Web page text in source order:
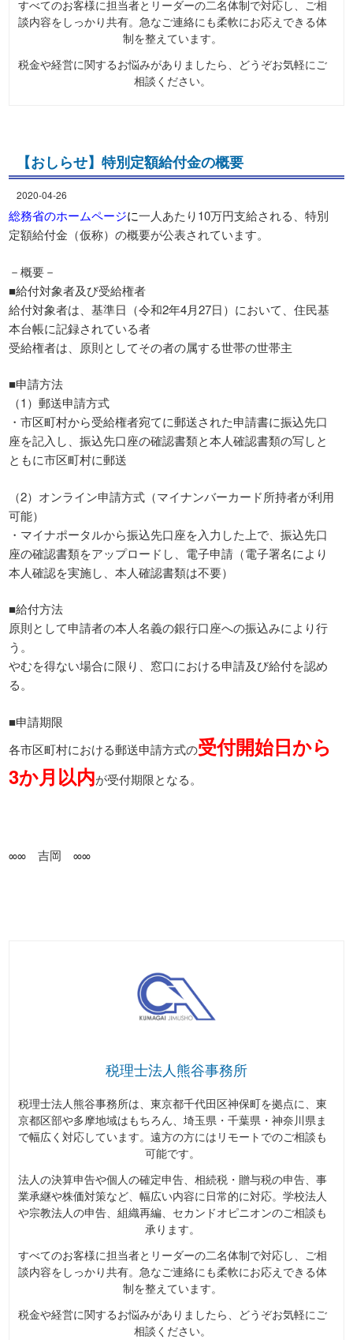
すべてのお客様に担当者とリーダーの二名体制で対応し、ご相
談内容をしっかり共有。急なご連絡にも柔軟にお応えできる体
制を整えています。
税金や経営に関するお悩みがありましたら、どうぞお気軽にご
相談ください。
【おしらせ】特別定額給付金の概要
2020-04-26
総務省のホームページに一人あたり10万円支給される、特別
定額給付金（仮称）の概要が公表されています。
－概要－
■給付対象者及び受給権者
給付対象者は、基準日（令和2年4月27日）において、住民基
本台帳に記録されている者
受給権者は、原則としてその者の属する世帯の世帯主
■申請方法
（1）郵送申請方式
・市区町村から受給権者宛てに郵送された申請書に振込先口
座を記入し、振込先口座の確認書類と本人確認書類の写しと
ともに市区町村に郵送
（2）オンライン申請方式（マイナンバーカード所持者が利用
可能）
・マイナポータルから振込先口座を入力した上で、振込先口
座の確認書類をアップロードし、電子申請（電子署名により
本人確認を実施し、本人確認書類は不要）
■給付方法
原則として申請者の本人名義の銀行口座への振込みにより行
う。
やむを得ない場合に限り、窓口における申請及び給付を認め
る。
■申請期限
各市区町村における郵送申請方式の受付開始日から
3か月以内が受付期限となる。
∞∞ 吉岡 ∞∞
税理士法人熊谷事務所
税理士法人熊谷事務所は、東京都千代田区神保町を拠点に、東
京都区部や多摩地域はもちろん、埼玉県・千葉県・神奈川県ま
で幅広く対応しています。遠方の方にはリモートでのご相談も
可能です。
法人の決算申告や個人の確定申告、相続税・贈与税の申告、事
業承継や株価対策など、幅広い内容に日常的に対応。学校法人
や宗教法人の申告、組織再編、セカンドオピニオンのご相談も
承ります。
すべてのお客様に担当者とリーダーの二名体制で対応し、ご相
談内容をしっかり共有。急なご連絡にも柔軟にお応えできる体
制を整えています。
税金や経営に関するお悩みがありましたら、どうぞお気軽にご
相談ください。